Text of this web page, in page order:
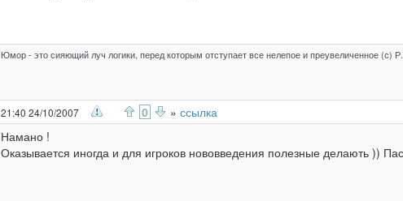
Юмор - это сияющий луч логики, перед которым отступает все нелепое и преувеличенное (с)
21:40 24/10/2007 0 » ссылка
Намано !
Оказывается иногда и для игроков нововведения полезные делають ))